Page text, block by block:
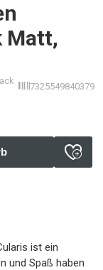
Matt,
7325549840379
ist ein
und Spaß haben